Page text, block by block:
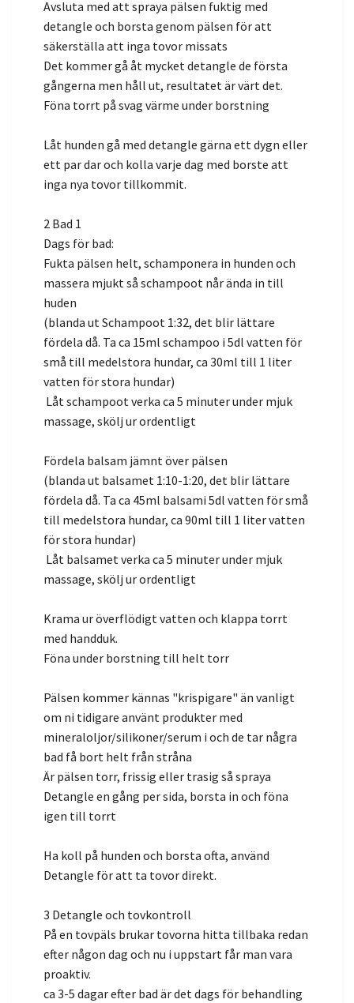
Avsluta med att spraya pälsen fuktig med
detangle och borsta genom pälsen för att
säkerställa att inga tovor missats
Det kommer gå åt mycket detangle de första
gångerna men håll ut, resultatet är värt det.
Föna torrt på svag värme under borstning
Låt hunden gå med detangle gärna ett dygn eller
ett par dar och kolla varje dag med borste att
inga nya tovor tillkommit.
2 Bad 1
Dags för bad:
Fukta pälsen helt, schamponera in hunden och
massera mjukt så schampoot når ända in till
huden
(blanda ut Schampoot 1:32, det blir lättare
fördela då. Ta ca 15ml schampoo i 5dl vatten för
små till medelstora hundar, ca 30ml till 1 liter
vatten för stora hundar)
Låt schampoot verka ca 5 minuter under mjuk
massage, skölj ur ordentligt
Fördela balsam jämnt över pälsen
(blanda ut balsamet 1:10-1:20, det blir lättare
fördela då. Ta ca 45ml balsami 5dl vatten för små
till medelstora hundar, ca 90ml till 1 liter vatten
för stora hundar)
Låt balsamet verka ca 5 minuter under mjuk
massage, skölj ur ordentligt
Krama ur överflödigt vatten och klappa torrt
med handduk.
Föna under borstning till helt torr
Pälsen kommer kännas "krispigare" än vanligt
om ni tidigare använt produkter med
mineraloljor/silikoner/serum i och de tar några
bad få bort helt från stråna
Är pälsen torr, frissig eller trasig så spraya
Detangle en gång per sida, borsta in och föna
igen till torrt
Ha koll på hunden och borsta ofta, använd
Detangle för att ta tovor direkt.
3 Detangle och tovkontroll
På en tovpäls brukar tovorna hitta tillbaka redan
efter någon dag och nu i uppstart får man vara
proaktiv.
ca 3-5 dagar efter bad är det dags för behandling